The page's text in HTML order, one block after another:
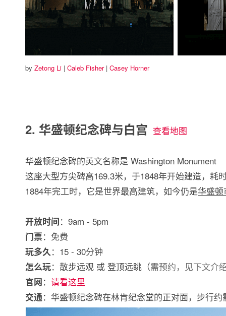
by Zetong Li | Caleb Fisher| Casey Horner
2. 华盛顿纪念碑与白宫 查看地图
华盛顿纪念碑的英文名称是 Washington Monument
这座大型方尖碑高169.3米，于1848年开始建造，耗
1884年完工时，它是世界最高建筑，如今仍是华盛
开放时间：9am - 5pm
门票：免费
玩多久：15 - 30分钟
怎么玩：散步远观 或 登顶远眺（需预约，见下文介
官网： 请看这里
交通：华盛顿纪念碑在林肯纪念堂的正对面，步行